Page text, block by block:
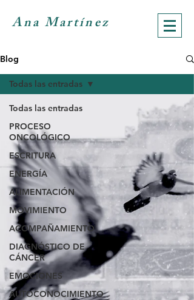
Ana Martínez
Blog
Todas las entradas
PROCESO
ONCOLÓGICO
ESCRITURA
ENERGÍA
ALIMENTACIÓN
MOVIMIENTO
ACOMPAÑAMIENTO
DIAGNÓSTICO DE
CÁNCER
EMOCIONES
AUTOCONOCIMIENTO
Todas las entradas